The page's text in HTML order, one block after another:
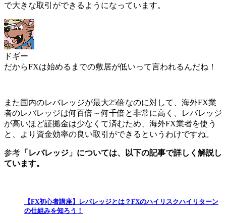
で大きな取引ができる ようになっています。
ドギー
だからFXは始めるまでの敷居が低いって言われるんだね！
また国内のレバレッジが最大25倍なのに対して、海外FX業
者のレバレッジは何百倍～何千倍と非常に高く、
レバレッジ
が高いほど証拠金は少なくて済むため、海外FX業者を使う
と、より資金効率の良い取引ができる というわけですね。
参考 「レバレッジ」については、以下の記事で詳しく解説し
ています。
【FX初心者講座】レバレッジとは？FXのハイリスクハイリターン
の仕組みを知ろう！